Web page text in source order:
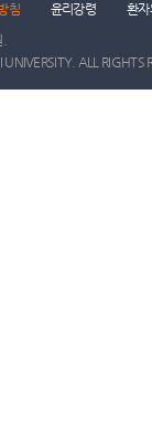
침 윤리강령
환자
ALL RIGHTS